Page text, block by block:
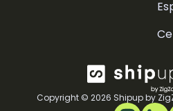
Copyright © 2026 Shipup by